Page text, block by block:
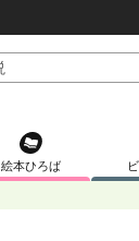
絵本ひろば